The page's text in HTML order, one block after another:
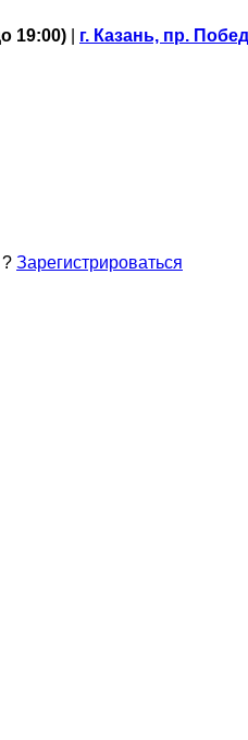
19:00) г. Казань, пр.
Зарегистрироваться